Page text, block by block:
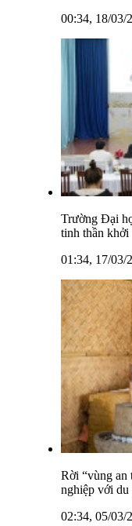
00:34, 18/03/
Trường Đại
tinh thần khởi
01:34, 17/03/
Rời “vùng an
nghiệp với du
02:34, 05/03/